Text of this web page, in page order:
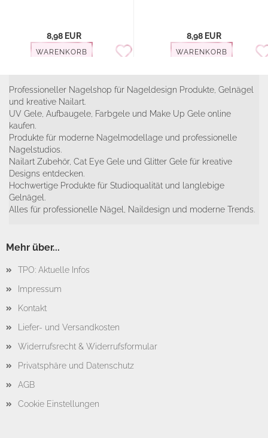
8,98 EUR
WARENKORB
8,98 EUR
WARENKORB
Professioneller Nagelshop für Nageldesign Produkte, Gelnägel
und kreative Nailart.
UV Gele, Aufbaugele, Farbgele und Make Up Gele online
kaufen.
Produkte für moderne Nagelmodellage und professionelle
Nagelstudios.
Nailart Zubehör, Cat Eye Gele und Glitter Gele für kreative
Designs entdecken.
Hochwertige Produkte für Studioqualität und langlebige
Gelnägel.
Alles für professionelle Nägel, Naildesign und moderne Trends.
Mehr über...
TPO: Aktuelle Infos
Impressum
Kontakt
Liefer- und Versandkosten
Widerrufsrecht & Widerrufsformular
Privatsphäre und Datenschutz
AGB
Cookie Einstellungen